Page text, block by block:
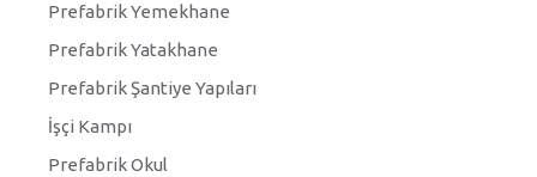
Prefabrik Yemekhane
Prefabrik Yatakhane
Prefabrik Şantiye Yapıları
İşçi Kampı
Prefabrik Okul